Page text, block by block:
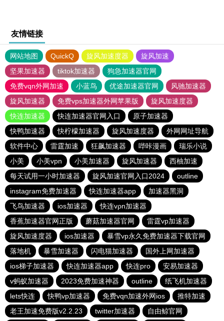
友情链接
网站地图 QuickQ 旋风加速度器
旋风加速
坚果加速器
tiktok加速器
狗急加速器官网
免费vqn外网加速
小蓝鸟 优途加速器官网
风驰加速器
旋风加速器
免费vps加速器外网苹果版
旋风加速度器
快连加速器
快连加速器官网入口
原子加速器
快鸭加速器
快柠檬加速器 旋风加速度器
外网网址导航
软件中心
雷霆加速 狂飙加速器 哔咔漫画
瑞乐小说
小美
小美vpn 小美加速器 旋风加速器
西柚加速
每天试用一小时加速器
旋风加速官网入口2024
outline
instagram免费加速器
快连加速器app
加速器黑洞
飞鸟加速器
ios加速器
快连vρn加速器
香蕉加速器官网正版
蘑菇加速器官网
雷霆vp加速器
旋风加速度器
ios加速器
暴雪vp永久免费加速器下载官网
落地机
暴雪加速器 闪电猫加速器
国外上网加速器
ios梯子加速器
快连加速器app 快连pro
安易加速器
v蚂蚁加速器
2023免费加速神器 outline
纸飞机加速器
lets快连
快鸭vp加速器 免费vqn加速外网ios
推特加速
老王加速免费版v2.2.23
twitter加速器 自由鲸官网